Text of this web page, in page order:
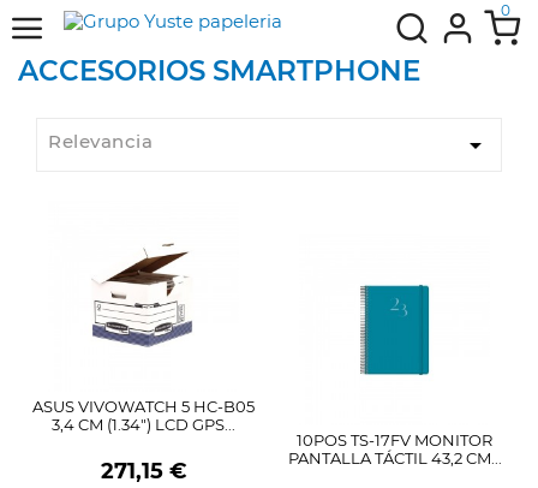
0
ACCESORIOS SMARTPHONE
Relevancia 
ASUS VIVOWATCH 5 HC-B05
3,4 CM (1.34") LCD GPS...
Precio
271,15 €
10POS TS-17FV MONITOR
PANTALLA TÁCTIL 43,2 CM...